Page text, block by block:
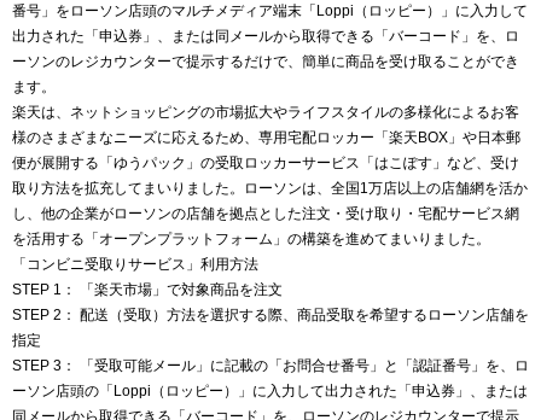
番号」をローソン店頭のマルチメディア端末「Loppi（ロッピー）」に入力して
出力された「申込券」、または同メールから取得できる「バーコード」を、ロ
ーソンのレジカウンターで提示するだけで、簡単に商品を受け取ることができ
ます。
楽天は、ネットショッピングの市場拡大やライフスタイルの多様化によるお客
様のさまざまなニーズに応えるため、専用宅配ロッカー「楽天BOX」や日本郵
便が展開する「ゆうパック」の受取ロッカーサービス「はこぽす」など、受け
取り方法を拡充してまいりました。ローソンは、全国1万店以上の店舗網を活か
し、他の企業がローソンの店舗を拠点とした注文・受け取り・宅配サービス網
を活用する「オープンプラットフォーム」の構築を進めてまいりました。
「コンビニ受取りサービス」利用方法
STEP 1： 「楽天市場」で対象商品を注文
STEP 2： 配送（受取）方法を選択する際、商品受取を希望するローソン店舗を
指定
STEP 3： 「受取可能メール」に記載の「お問合せ番号」と「認証番号」を、ロ
ーソン店頭の「Loppi（ロッピー）」に入力して出力された「申込券」、または
同メールから取得できる「バーコード」を、ローソンのレジカウンターで提示